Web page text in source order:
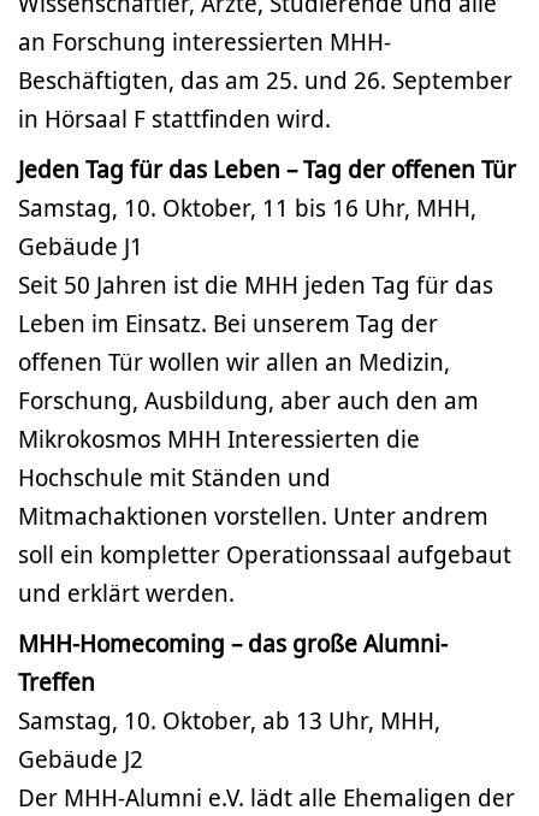
an Forschung interessierten MHH-
Beschäftigten, das am 25. und 26. September
in Hörsaal F stattfinden wird.
Jeden Tag für das Leben – Tag der offenen Tür
Samstag, 10. Oktober, 11 bis 16 Uhr, MHH,
Gebäude J1
Seit 50 Jahren ist die MHH jeden Tag für das
Leben im Einsatz. Bei unserem Tag der
offenen Tür wollen wir allen an Medizin,
Forschung, Ausbildung, aber auch den am
Mikrokosmos MHH Interessierten die
Hochschule mit Ständen und
Mitmachaktionen vorstellen. Unter andrem
soll ein kompletter Operationssaal aufgebaut
und erklärt werden.
MHH-Homecoming – das große Alumni-
Treffen
Samstag, 10. Oktober, ab 13 Uhr, MHH,
Gebäude J2
Der MHH-Alumni e.V. lädt alle Ehemaligen der